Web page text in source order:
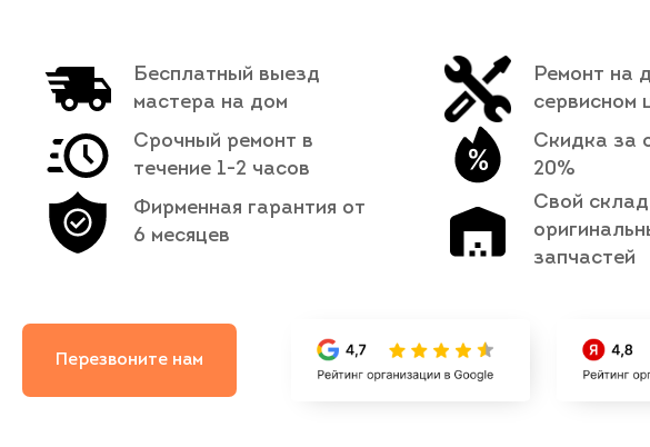
Бесплатный выезд
мастера на дом
Срочный ремонт в
течение 1-2 часов
Фирменная гарантия от
6 месяцев
Ремонт на
сервисном
Скидка за
20%
Свой склад
запчастей
Перезвоните нам